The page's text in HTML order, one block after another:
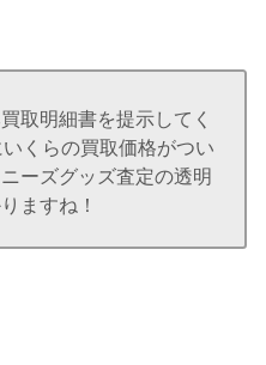
取明細書を提示してく
くらの買取価格がつい
ーズグッズ査定の透明
ますね！